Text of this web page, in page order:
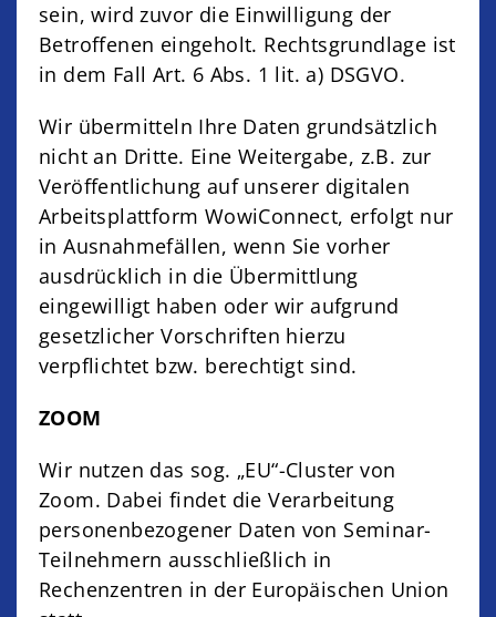
sein, wird zuvor die Einwilligung der
Betroffenen eingeholt. Rechtsgrundlage ist
in dem Fall Art. 6 Abs. 1 lit. a) DSGVO.
Wir übermitteln Ihre Daten grundsätzlich
nicht an Dritte. Eine Weitergabe, z.B. zur
Veröffentlichung auf unserer digitalen
Arbeitsplattform WowiConnect, erfolgt nur
in Ausnahmefällen, wenn Sie vorher
ausdrücklich in die Übermittlung
eingewilligt haben oder wir aufgrund
gesetzlicher Vorschriften hierzu
verpflichtet bzw. berechtigt sind.
ZOOM
Wir nutzen das sog. „EU“-Cluster von
Zoom. Dabei findet die Verarbeitung
personenbezogener Daten von Seminar-
Teilnehmern ausschließlich in
Rechenzentren in der Europäischen Union